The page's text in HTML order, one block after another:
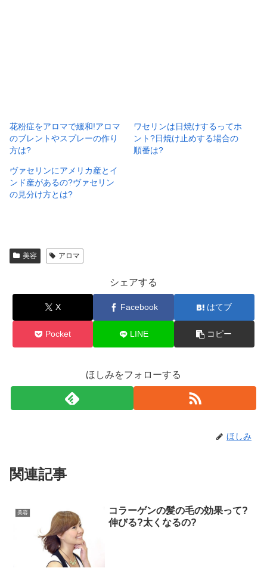
花粉症をアロマで緩和!アロマ
のブレントやスプレーの作り
方は?
ワセリンは日焼けするってホ
ント?日焼け止めする場合の
順番は?
ヴァセリンにアメリカ産とイ
ンド産があるの?ヴァセリン
の見分け方とは?
美容 アロマ
シェアする
X Facebook はてブ
Pocket LINE コピー
ほしみをフォローする
ほしみ
関連記事
美容
コラーゲンの髪の毛の効果って?
伸びる?太くなるの?